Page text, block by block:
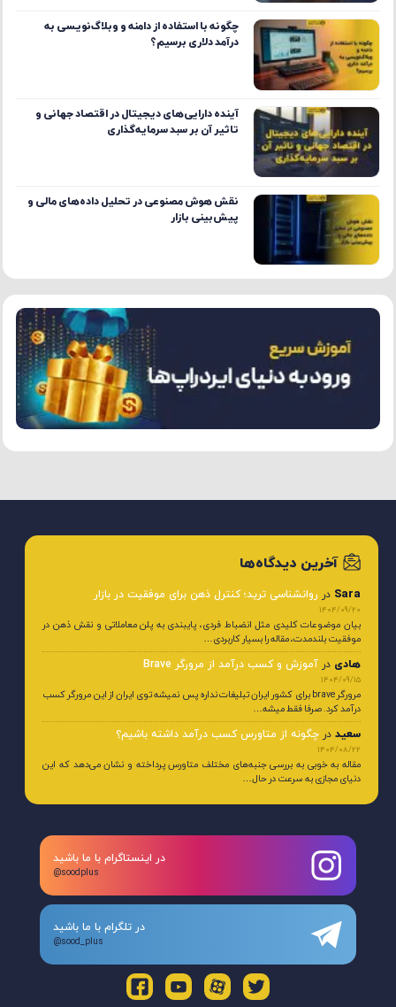
چگونه با استفاده از دامنه و وبلاگ‌نویسی به
درآمد دلاری برسیم؟
آینده دارایی‌های دیجیتال در اقتصاد جهانی و
تاثیر آن بر سبد سرمایه‌گذاری
نقش هوش مصنوعی در تحلیل داده‌های مالی و
پیش‌بینی بازار
آخرین دیدگاه‌ها
Sara در روانشناسی ترید؛ کنترل ذهن برای موفقیت در بازار
1404/09/20
بیان موضوعات کلیدی مثل انضباط فردی، پایبندی به پلن معاملاتی و نقش ذهن در
موفقیت بلندمدت، مقاله را بسیار کاربردی…
هادی در آموزش و کسب درآمد از مرورگر Brave
1404/09/15
مرورگر brave برای کشور ایران تبلیغات نداره پس نمیشه توی ایران از این مرورگر کسب
درآمد کرد. صرفا فقط میشه…
سعید در چگونه از متاورس کسب درآمد داشته باشیم؟
1404/08/22
مقاله به خوبی به بررسی جنبه‌های مختلف متاورس پرداخته و نشان می‌دهد که این
دنیای مجازی به سرعت در حال…
در اینستاگرام با ما باشید
@soodplus
در تلگرام با ما باشید
@sood_plus